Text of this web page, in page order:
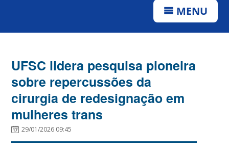
MENU
UFSC lidera pesquisa pioneira
sobre repercussões da
cirurgia de redesignação em
mulheres trans
29/01/2026 09:45